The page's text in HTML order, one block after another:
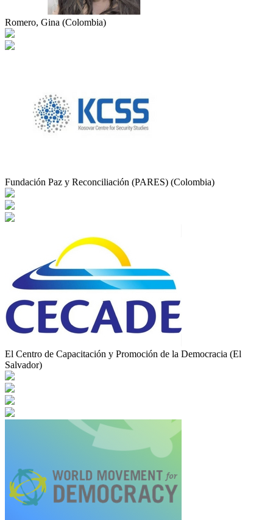
Romero, Gina (Colombia)
Fundación Paz y Reconciliación (PARES) (Colombia)
El Centro de Capacitación y Promoción de la Democracia (El
Salvador)